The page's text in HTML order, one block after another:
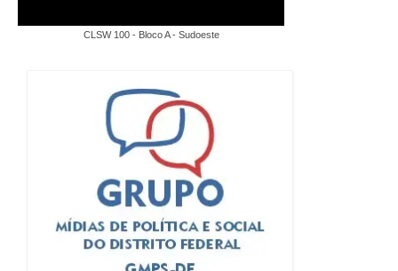
CLSW 100 - Bloco A - Sudoeste